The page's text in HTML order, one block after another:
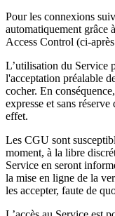
Pour les connexions
automatiquement grâce
Access Control (ci-
L’utilisation du Service
l'acceptation préalable
cocher. En
expresse et sans
effet.
Les CGU sont
moment, à la libre
Service en seront
la mise en ligne de la
les accepter, faute de